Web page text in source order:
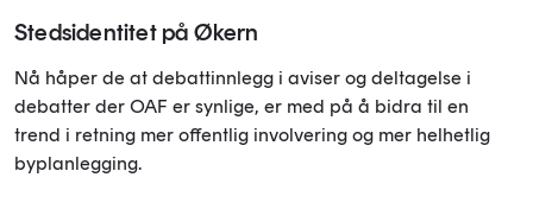
Stedsidentitet på Økern
Nå håper de at debattinnlegg i aviser og deltagelse i
debatter der OAF er synlige, er med på å bidra til en
trend i retning mer offentlig involvering og mer helhetlig
byplanlegging.